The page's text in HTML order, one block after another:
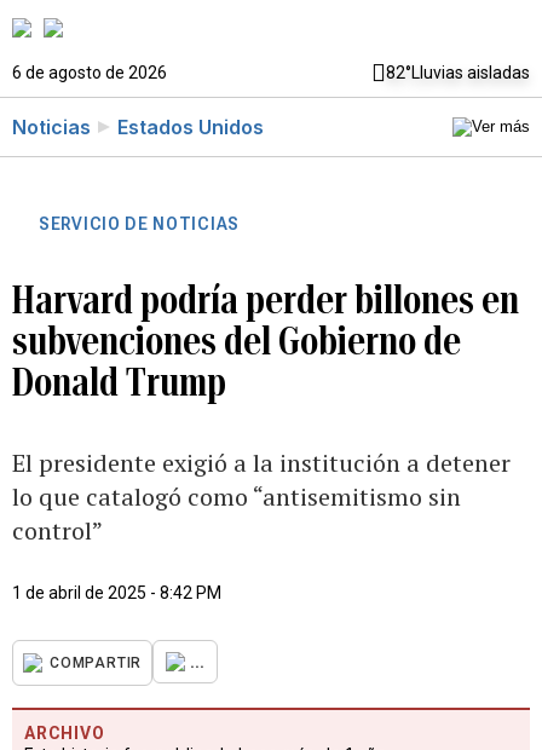
6 de agosto de 2026 82°Lluvias aisladas
Noticias Estados Unidos
SERVICIO DE NOTICIAS
Harvard podría perder billones en
subvenciones del Gobierno de
Donald Trump
El presidente exigió a la institución a detener
lo que catalogó como “antisemitismo sin
control”
1 de abril de 2025 - 8:42 PM
COMPARTIR ...
ARCHIVO